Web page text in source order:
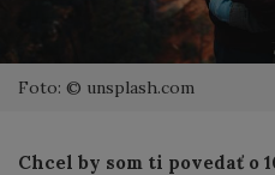
Foto: © unsplash.com
Chcel by som ti povedať